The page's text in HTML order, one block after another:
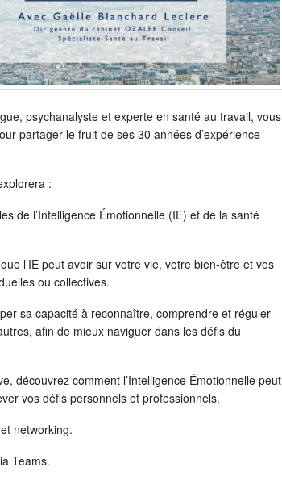
psychanalyste et experte en santé au travail, vous
partager le fruit de ses 30 années d’expérience
:
de l’Intelligence Émotionnelle (IE) et de la santé
l’IE peut avoir sur votre vie, votre bien-être et vos
ou collectives.
sa capacité à reconnaître, comprendre et réguler
afin de mieux naviguer dans les défis du
découvrez comment l’Intelligence Émotionnelle peut
vos défis personnels et professionnels.
networking.
Teams.